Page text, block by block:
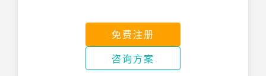
免费注册
咨询方案